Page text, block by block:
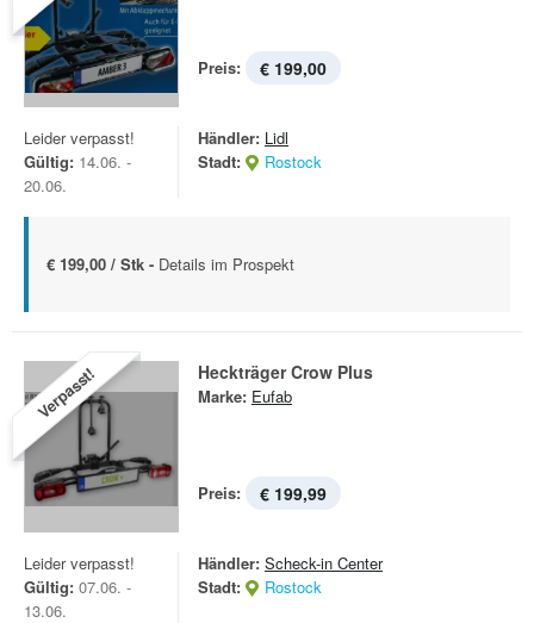
Preis: € 199,00
Leider verpasst!
Gültig: 14.06. -
20.06.
Händler: Lidl
Stadt:
Rostock
€ 199,00 / Stk - Details im Prospekt
Verpasst! Heckträger Crow Plus
Marke: Eufab
Preis: € 199,99
Leider verpasst!
Gültig: 07.06. -
13.06.
Händler: Scheck-in Center
Stadt:
Rostock